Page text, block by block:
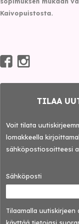
Kaivopuistosta.
TILAA
Voit tilata
lomakkeella
sähköpostiosoitteesi
Sähköposti
Tilaamalla uutis­kirjeen
käyttää tietojasi